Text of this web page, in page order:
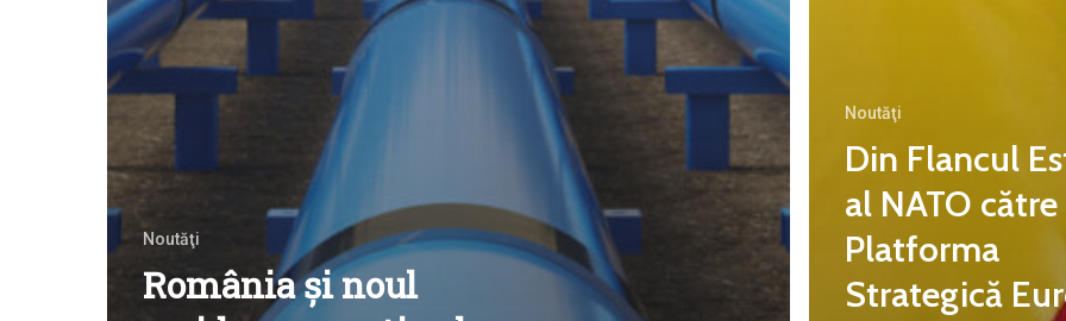
Noutăţi
România și noul
Noutăţi
Din Flancul
al NATO către
Platforma
Strategică